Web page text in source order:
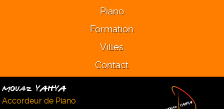
Piano
Formation
Villes
Contact
Mouaz YAHYA
Accordeur de Piano